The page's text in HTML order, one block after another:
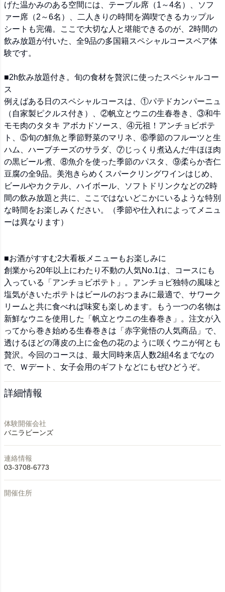
げた温かみのある空間には、テーブル席（1～4名）、ソフ
ァー席（2～6名）、二人きりの時間を満喫できるカップル
シートも完備。ここで大切な人と堪能できるのが、2時間の
飲み放題が付いた、全9品の多国籍スペシャルコースペア体
験です。
■2h飲み放題付き。旬の食材を贅沢に使ったスペシャルコー
ス
例えばある日のスペシャルコースは、①パテドカンパーニュ
（自家製ピクルス付き）、②帆立とウニの生春巻き、③和牛
モモ肉のタタキ アボカドソース、④元祖！アンチョビポテ
ト、⑤旬の鮮魚と季節野菜のマリネ、⑥季節のフルーツと生
ハム、ハーブチーズのサラダ、⑦じっくり煮込んだ牛ほほ肉
の黒ビール煮、⑧魚介を使った季節のパスタ、⑨柔らか杏仁
豆腐の全9品。美泡きらめくスパークリングワインはじめ、
ビールやカクテル、ハイボール、ソフトドリンクなどの2時
間の飲み放題と共に、ここではないどこかにいるような特別
な時間をお楽しみください。（季節や仕入れによってメニュ
ーは異なります）
■お酒がすすむ2大看板メニューもお楽しみに
創業から20年以上にわたり不動の人気No.1は、コースにも
入っている「アンチョビポテト」。アンチョビ独特の風味と
塩気がきいたポテトはビールのおつまみに最適で、サワーク
リームと共に食べれば味変も楽しめます。もう一つの名物は
新鮮なウニを使用した「帆立とウニの生春巻き」。注文が入
ってから巻き始める生春巻きは「赤字覚悟の人気商品」で、
透けるほどの薄皮の上に金色の花のように咲くウニが何とも
贅沢。今回のコースは、最大同時来店人数2組4名までなの
で、Ｗデート、女子会用のギフトなどにもぜひどうぞ。
詳細情報
体験開催会社
バニラビーンズ
連絡情報
03-3708-6773
開催住所